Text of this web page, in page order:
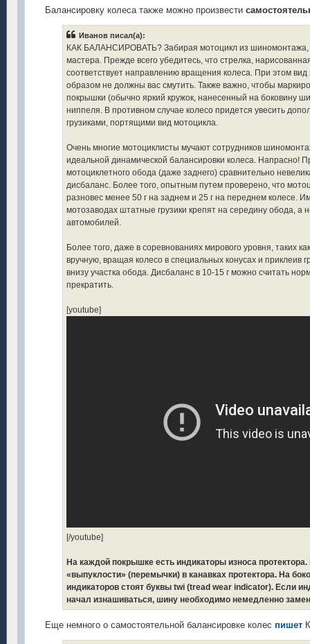
Балансировку колеса также можно произвести
Иванов писал(а):
КАК БАЛАНСИРОВАТЬ? Забирая мотоцикл из шиномонтажа,
мастера. Прежде всего убедитесь, что стрелка,
соответствует направлению вращения колеса. При этом
образом не должны вас смутить. Также важно, чтобы
покрышки (обычно яркий кружок, нанесенный на боковину
ниппеля. В противном случае колесо придется увесить
грузиками, портящими вид мотоцикла.
Очень многие мотоциклисты мучают сотрудников
идеальной динамической балансировки колеса. Напрасно!
мотоциклетного обода (даже заднего) сравнительно
дисбаланс. Более того, опытным путем проверено, что
разновес менее 50 г на заднем и 25 г на переднем колесе.
мотозаводах штатные грузики крепят на середину обода, а
автомобилей.
Более того, даже в соревнованиях мирового уровня, таких
вручную, вращая колесо в специальных конусах и приклеив
внизу участка обода. Дисбаланс в 10-15 г можно считать
прекратить.
[youtube]
[/youtube]
На каждой покрышке есть индикаторы износа
«выпуклости» (перемычки) в канавках протектора. На
индикаторов стоят буквы twi (tread wear indicator). Если
начал изнашиваться, шину необходимо немедленно
Еще немного о самостоятельной балансировке колес пишет